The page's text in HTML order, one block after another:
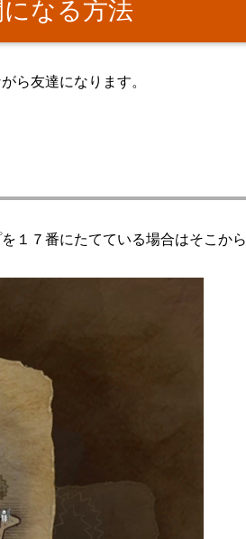
なる方法
ら友達になります。
１７番にたてている場合はそこから